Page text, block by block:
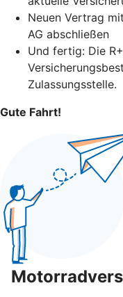
Neuen Vertrag
AG abschließen
Und fertig: Die
Zulassungsstelle.
Gute Fahrt!